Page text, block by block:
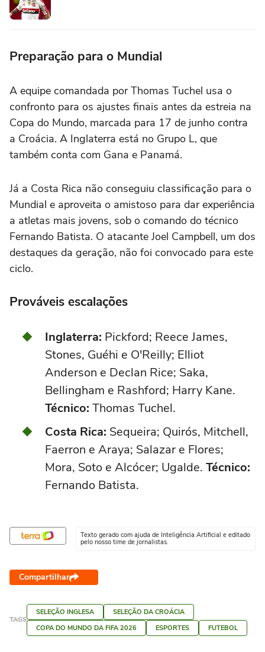
Preparação para o Mundial
A equipe comandada por Thomas Tuchel usa o
confronto para os ajustes finais antes da estreia na
Copa do Mundo, marcada para 17 de junho contra
a Croácia. A Inglaterra está no Grupo L, que
também conta com Gana e Panamá.
Já a Costa Rica não conseguiu classificação para o
Mundial e aproveita o amistoso para dar experiência
a atletas mais jovens, sob o comando do técnico
Fernando Batista. O atacante Joel Campbell, um dos
destaques da geração, não foi convocado para este
ciclo.
Prováveis escalações
Inglaterra: Pickford; Reece James,
Stones, Guéhi e O'Reilly; Elliot
Anderson e Declan Rice; Saka,
Bellingham e Rashford; Harry Kane.
Técnico: Thomas Tuchel.
Costa Rica: Sequeira; Quirós, Mitchell,
Faerron e Araya; Salazar e Flores;
Mora, Soto e Alcócer; Ugalde. Técnico:
Fernando Batista.
Texto gerado com ajuda de Inteligência Artificial e editado
pelo nosso time de jornalistas.
Compartilhar
TAGS
SELEÇÃO INGLESA
SELEÇÃO DA CROÁCIA
COPA DO MUNDO DA FIFA 2026
ESPORTES FUTEBOL